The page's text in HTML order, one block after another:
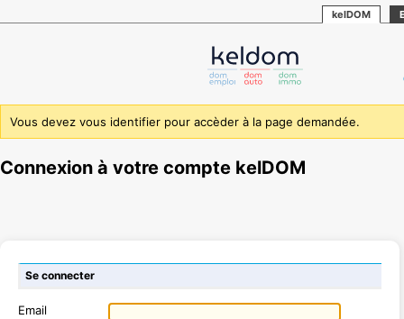
kelDOM
Vous devez vous identifier pour accèder à la page demandée.
Connexion à votre compte kelDOM
Se connecter
Email